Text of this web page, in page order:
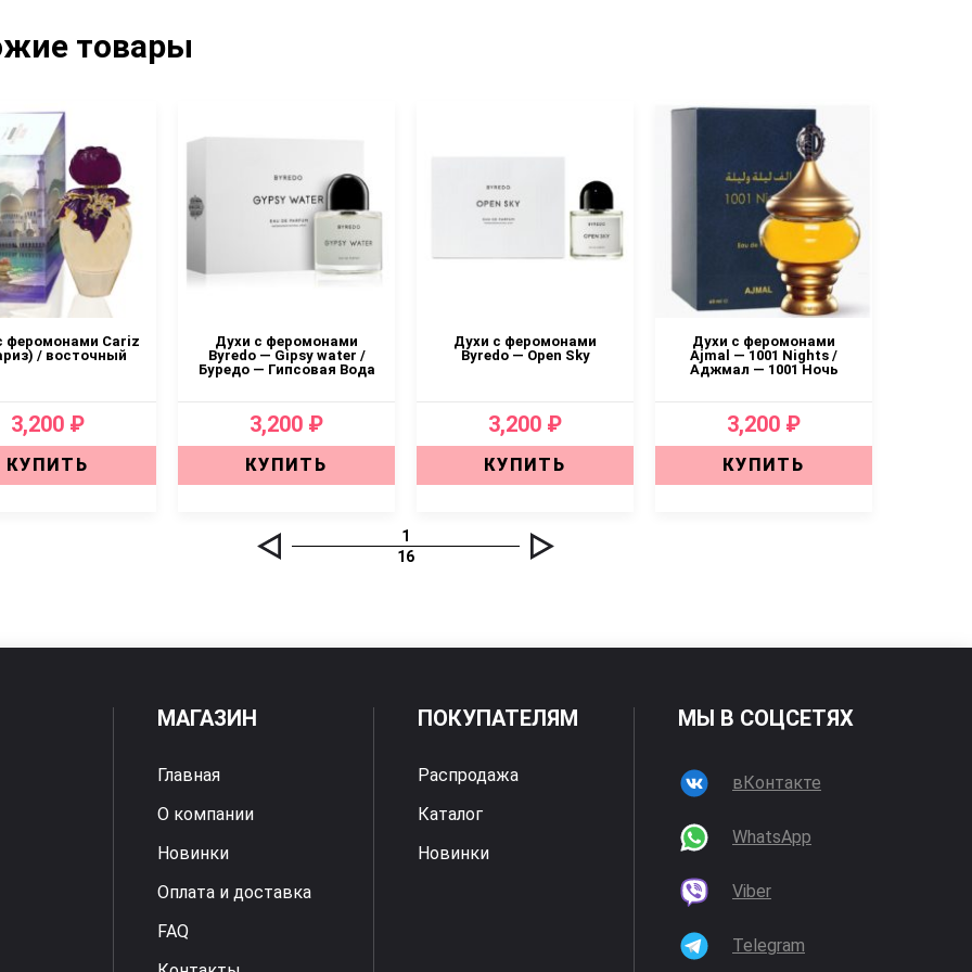
товары
феромонами Cariz
/ восточный
3,200 ₽
КУПИТЬ
Духи с феромонами
Byredo — Gipsy water /
Буредо — Гипсовая Вода
3,200 ₽
КУПИТЬ
Духи с феромонами
Byredo — Open Sky
3,200 ₽
КУПИТЬ
Духи с феромонами
Ajmal — 1001 Nights /
Аджмал — 1001 Ночь
3,200 ₽
КУПИТЬ
1
16
МАГАЗИН
Главная
О компании
Новинки
Оплата и доставка
FAQ
ПОКУПАТЕЛЯМ
Распродажа
Каталог
Новинки
МЫ В СОЦСЕТЯХ
вКонтакте
WhatsApp
Viber
Telegram